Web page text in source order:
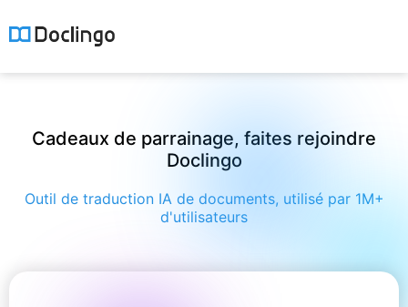
Cadeaux de parrainage, faites rejoindre
Doclingo
Outil de traduction IA de documents, utilisé par 1M+
d'utilisateurs